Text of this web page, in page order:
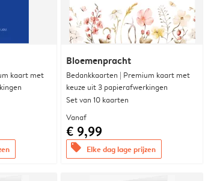
kaart met
Bloemenpracht
Bedankkaarten | Premium kaart met
keuze uit 3 papierafwerkingen
Set van 10 kaarten
Vanaf
€ 9,99
offers Elke dag lage prijzen